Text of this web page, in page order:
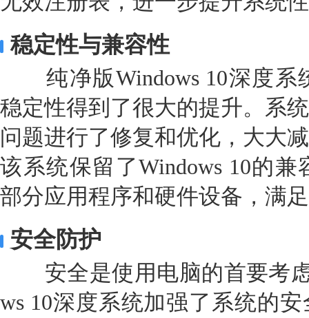
稳定性与兼容性
纯净版Windows 10深度系
稳定性得到了很大的提升。系
问题进行了修复和优化，大大
该系统保留了Windows 10的
部分应用程序和硬件设备，满
安全防护
安全是使用电脑的首要考虑
ws 10深度系统加强了系统的